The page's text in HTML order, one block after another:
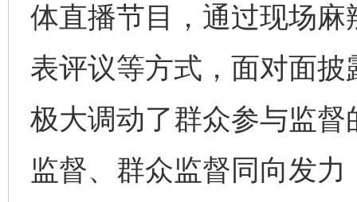
体直播节目，通过现场
表评议等方式，面对面
极大调动了群众参与监
监督、群众监督同向发